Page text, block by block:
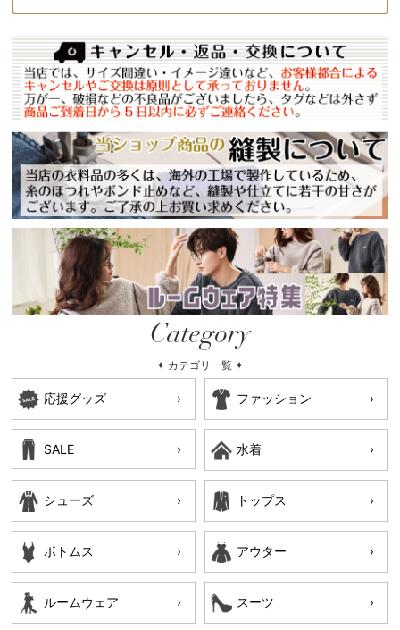
Category
✦ カテゴリ一覧 ✦
応援グッズ ファッション
SALE 水着
シューズ トップス
ボトムス アウター
ルームウェア スーツ